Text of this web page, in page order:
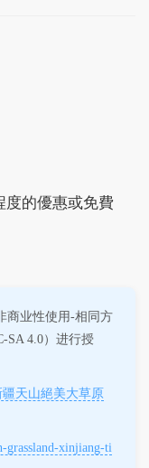
度的優惠或免費
商业性使用-相同方
SA 4.0）进行授
天山絕美大草原
grassland-xinjiang-ti